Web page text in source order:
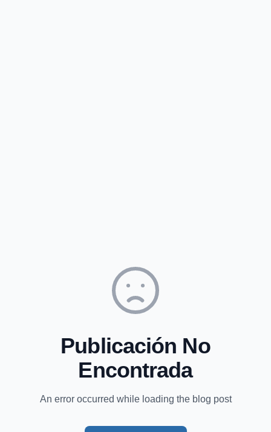
Publicación No
Encontrada
An error occurred while loading the blog post